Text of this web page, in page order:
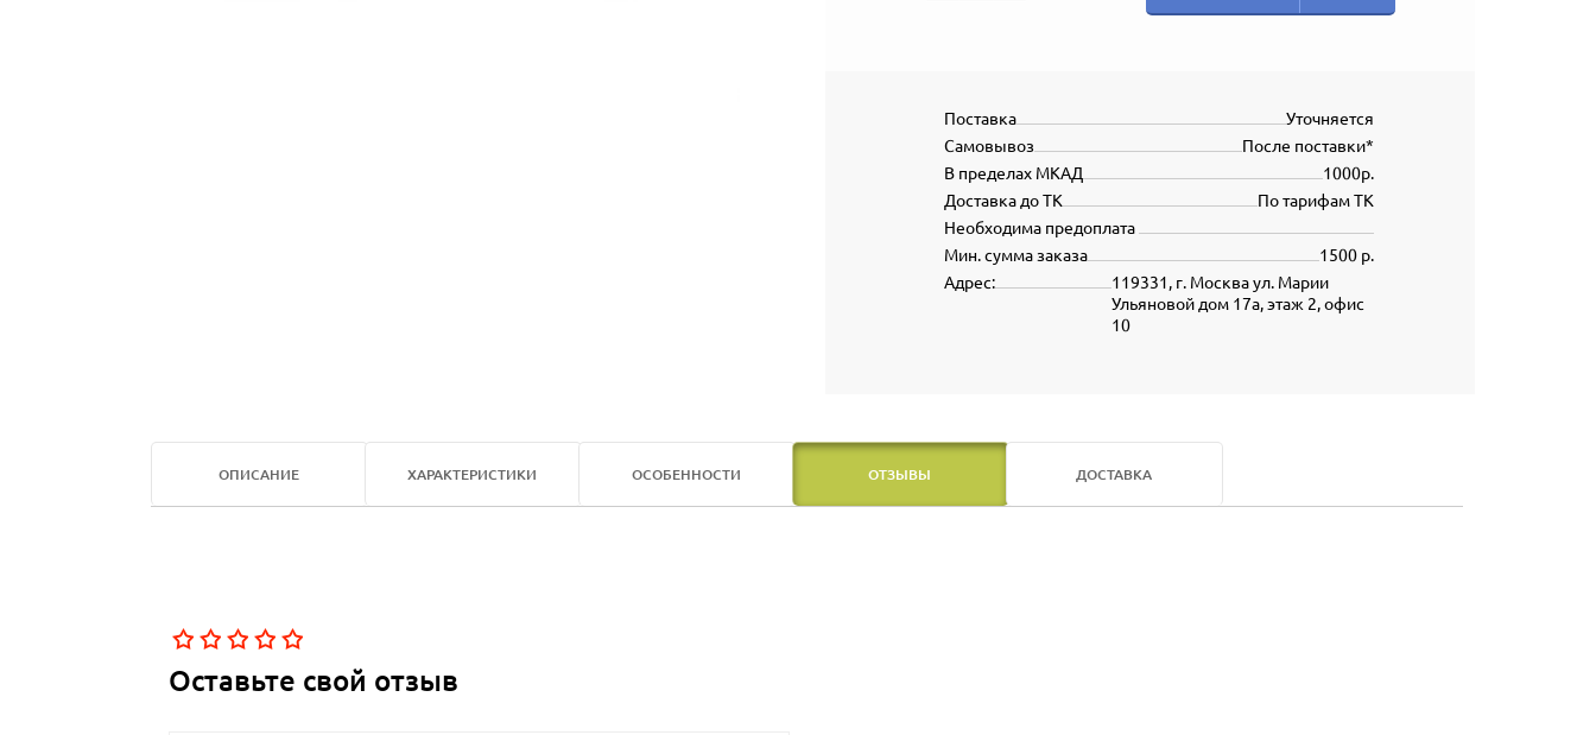
Уточняется
Поставка
После поставки*
Самовывоз
1000р.
В пределах МКАД
По тарифам ТК
Доставка до ТК
Необходима предоплата
1500 р.
Мин. сумма заказа
119331, г. Москва ул. Марии
Ульяновой дом 17а, этаж 2, офис
10
Адрес:
ОПИСАНИЕ ХАРАКТЕРИСТИКИ ОСОБЕННОСТИ ОТЗЫВЫ ДОСТАВКА
Оставьте свой отзыв